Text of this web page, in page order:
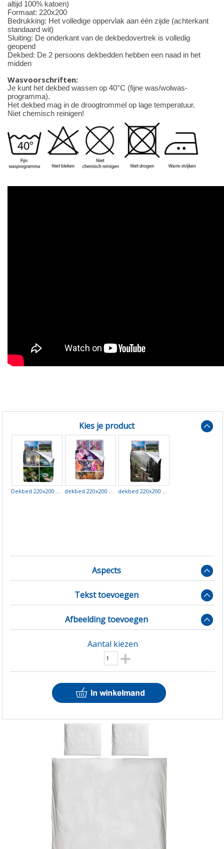
altijd 100% katoen)
Formaat: 220x200
Bedrukking: Het volledige oppervlak aan één zijde (achterkant
standaard wit)
Sluiting: De onderkant van de dekbedovertrek is volledig
geopend
Dekbed: De 2 persoons dekbedden hebben een naad in het
midden
Wasvoorschriften:
Je kunt het dekbed wassen op 40°C (fijne was/wolwas-
programma).
Het dekbed mag in de droogtrommel op lage temperatuur.
Niet chemisch reinigen!